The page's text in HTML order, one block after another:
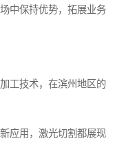
中保持优势，拓展业务
工技术，在滨州地区的
应用，激光切割都展现